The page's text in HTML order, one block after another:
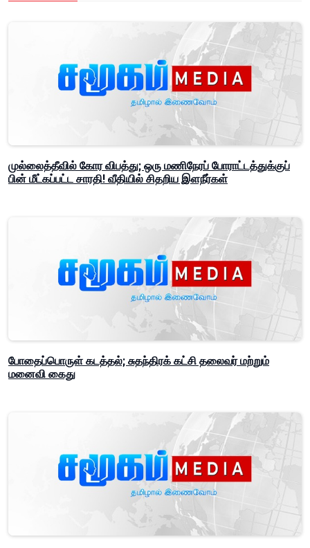
முல்லைத்தீவில் கோர விபத்து; ஒரு மணிநேரப் போராட்டத்துக்குப்
பின் மீட்கப்பட்ட சாரதி! வீதியில் சிதறிய இளநீர்கள்
போதைப்பொருள் கடத்தல்; சுதந்திரக் கட்சி தலைவர் மற்றும்
மனைவி கைது